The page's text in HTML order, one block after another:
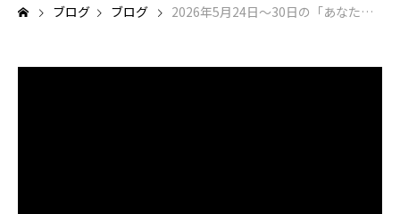
記事カテゴリー
ブログ
ブログ ブログ 2026年5月24日～30日の「あなただけの金運予報」